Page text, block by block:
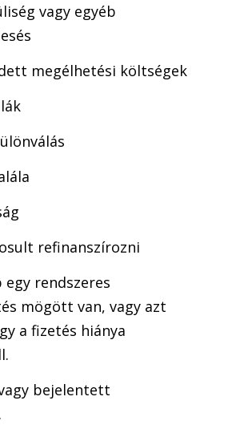
vagy egyéb
megélhetési költségek
refinanszírozni
egy rendszeres
mögött van, vagy azt
a fizetés hiánya
bejelentett